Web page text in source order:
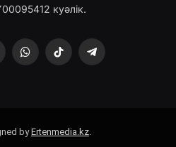
куәлік.
WhatsAppTikTok Telegram
byErtenmedia.kz